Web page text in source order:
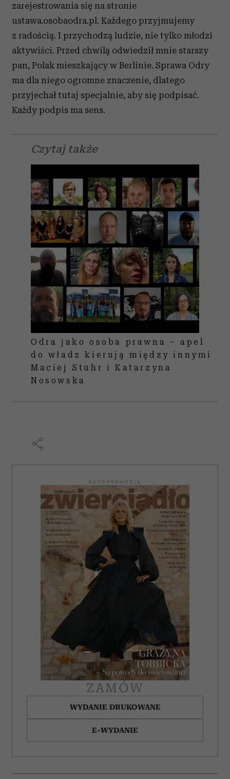
zarejestrowania się na stronie
ustawa.osobaodra.pl. Każdego przyjmujemy
z radością. I przychodzą ludzie, nie tylko młodzi
aktywiści. Przed chwilą odwiedził mnie starszy
pan, Polak mieszkający w Berlinie. Sprawa Odry
ma dla niego ogromne znaczenie, dlatego
przyjechał tutaj specjalnie, aby się podpisać.
Każdy podpis ma sens.
Czytaj także
Odra jako osoba prawna – apel
do władz kierują między innymi
Maciej Stuhr i Katarzyna
Nosowska
AUTOPROMOCJA
ZAMÓW
WYDANIE DRUKOWANE
E-WYDANIE